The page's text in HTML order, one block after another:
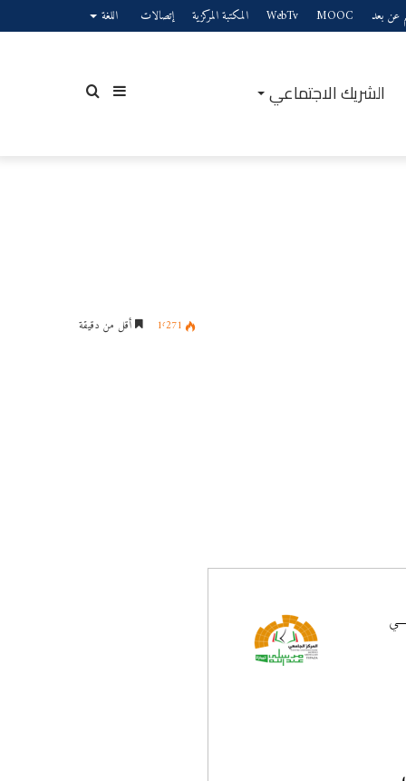
عن بعد MOOC
WebTv المكتبة المركزية إتصالات اللغة
الشريك الاجتماعي بحثإضافة
1٬271 أقل من دقيقة